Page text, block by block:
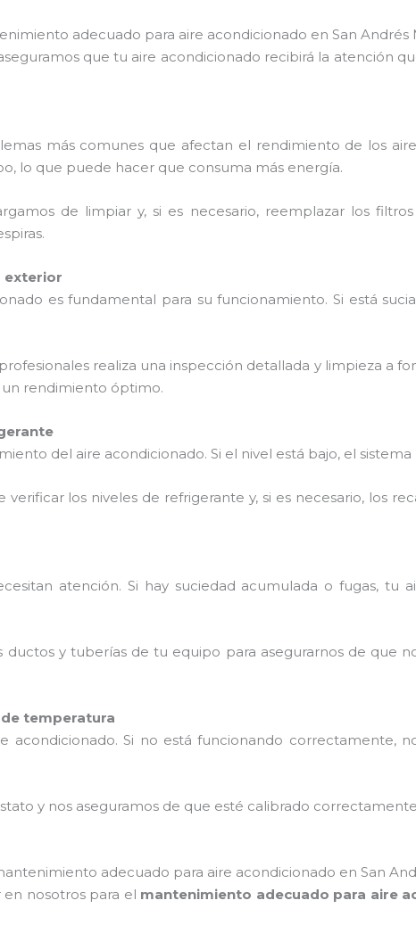
adecuado para aire acondicionado en San Andrés
que tu aire acondicionado recibirá la atención
más comunes que afectan el rendimiento de los
lo que puede hacer que consuma más energía.
de limpiar y, si es necesario, reemplazar los
exterior
es fundamental para su funcionamiento. Si está
realiza una inspección detallada y limpieza a
rendimiento óptimo.
del aire acondicionado. Si el nivel está bajo, el
verificar los niveles de refrigerante y, si es necesario, los
atención. Si hay suciedad acumulada o fugas, tu
ductos y tuberías de tu equipo para asegurarnos de que
temperatura
acondicionado. Si no está funcionando correctamente,
y nos aseguramos de que esté calibrado
adecuado para aire acondicionado en San
nosotros para el mantenimiento adecuado para aire